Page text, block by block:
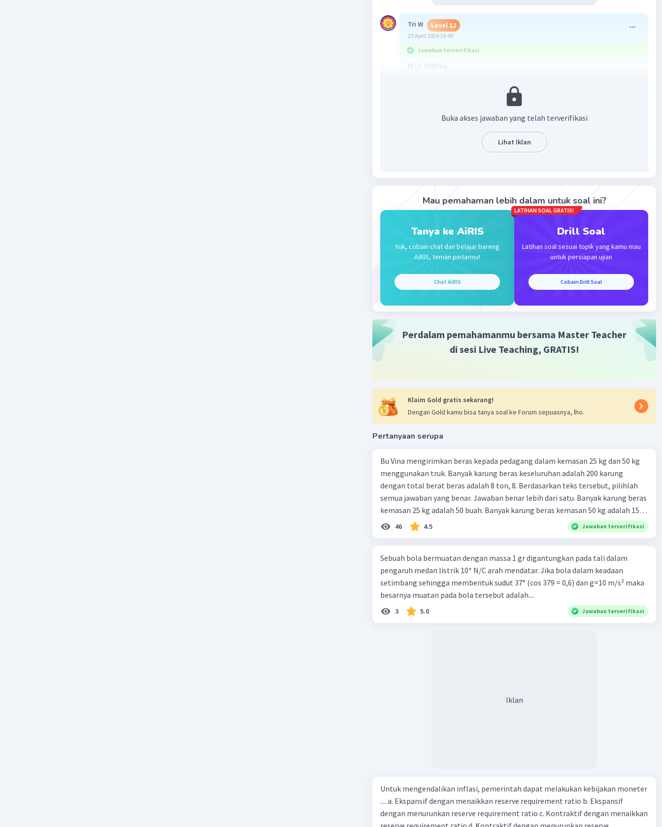
Tri W Level 12
25 April 2024 14:49
Jawaban terverifikasi
M1= 2000kg
= 1,3 m/s²
Jadi dengan gaya yang sama, percepatan mobil sebesar 1,3 m/s²
Beri Rating ·0.0(0) Balas
Buka akses jawaban yang telah terverifikasi
Lihat Iklan
Mau pemahaman lebih dalam untuk soal ini?
Tanya ke AiRIS
Yuk, cobain chat dan belajar bareng
AiRIS, teman pintarmu!
Chat AiRIS
LATIHAN SOAL GRATIS!
Drill Soal
Latihan soal sesuai topik yang kamu mau
untuk persiapan ujian
Cobain Drill Soal
Perdalam pemahamanmu bersama Master Teacher
di sesi Live Teaching, GRATIS!
Klaim Gold gratis sekarang!
Dengan Gold kamu bisa tanya soal ke Forum sepuasnya, lho.
Pertanyaan serupa
Bu Vina mengirimkan beras kepada pedagang dalam kemasan 25 kg dan 50 kg
menggunakan truk. Banyak karung beras keseluruhan adalah 200 karung
dengan total berat beras adalah 8 ton, 8. Berdasarkan teks tersebut, pilihlah
semua jawaban yang benar. Jawaban benar lebih dari satu. Banyak karung beras
kemasan 25 kg adalah 50 buah. Banyak karung beras kemasan 50 kg adalah 150
buah. Total berat beras dalam kemasan 25 kg adalah 2 ton. Perbandingan berat
beras kemasan 25 kg dan 50 kg dalam truk adalah 1: 3. 9. Berdasarkan teks
Rp14.000, berapakah biaya angkut semua beras yang harus dibayar oleh Bu
Vina? A. Rp2.540.000 C. Rp2.312.000 B. Rp2.475.000 D. Rp2.280.000
46 4.5 Jawaban terverifikasi
Sebuah bola bermuatan dengan massa 1 gr digantungkan pada tali dalam
pengaruh medan listrik 10* N/C arah mendatar. Jika bola dalam keadaan
setimbang sehingga membentuk sudut 37° (cos 379 = 0,6) dan g=10 m/s² maka
besarnya muatan pada bola tersebut adalah....
3 5.0 Jawaban terverifikasi
Iklan
Untuk mengendalikan inflasi, pemerintah dapat melakukan kebijakan moneter
.... a. Ekspansif dengan menaikkan reserve requirement ratio b. Ekspansif
dengan menurunkan reserve requirement ratio c. Kontraktif dengan menaikkan